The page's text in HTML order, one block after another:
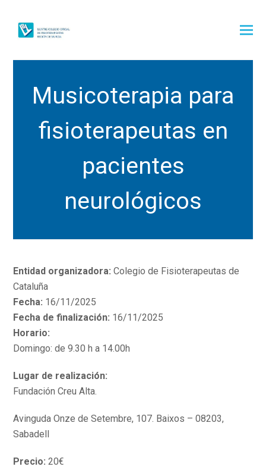
Musicoterapia para
fisioterapeutas en
pacientes
neurológicos
Entidad organizadora: Colegio de Fisioterapeutas de
Cataluña
Fecha: 16/11/2025
Fecha de finalización: 16/11/2025
Horario:
Domingo: de 9.30 h a 14.00h
Lugar de realización:
Fundación Creu Alta.
Avinguda Onze de Setembre, 107. Baixos – 08203,
Sabadell
Precio: 20€